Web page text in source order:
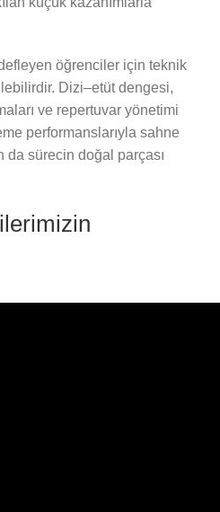
öğrenciler için teknik
Dizi–etüt dengesi,
ve repertuvar yönetimi
performanslarıyla sahne
sürecin doğal parçası